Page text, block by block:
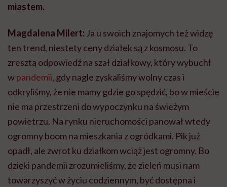
miastem.
Magdalena Milert: Ja u swoich znajomych też widzę
ten trend, niestety ceny działek są z kosmosu. To
zresztą odpowiedź na szał działkowy, który wybuchł
wpandemii, gdy nagle zyskaliśmy wolny czas i
odkryliśmy, że nie mamy gdzie go spędzić, bo w mieście
nie ma przestrzeni do wypoczynku na świeżym
powietrzu. Na rynku nieruchomości panował wtedy
ogromny boom na mieszkania z ogródkami. Pik już
opadł, ale zwrot ku działkom wciąż jest ogromny. Bo
dzięki pandemii zrozumieliśmy, że zieleń musi nam
towarzyszyć w życiu codziennym, być dostępna i